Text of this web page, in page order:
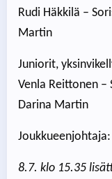
Rudi Häkkilä –
Martin
Juniorit,
Venla Reittonen –
Darina Martin
8.7. klo 15.35